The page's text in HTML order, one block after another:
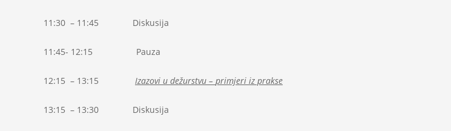
11:30 – 11:45 Diskusija
11:45- 12:15 Pauza
12:15 – 13:15 Izazovi u dežurstvu – primjeri iz prakse
13:15 – 13:30 Diskusija